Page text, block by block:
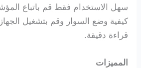
سهل الاستخدام فقط قم باتباع
كيفية وضع السوار وقم بتشغيل
قراءة دقيقة.
المميزات